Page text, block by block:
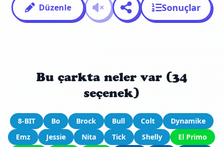
Düzenle Sonuçlar
Bu çarkta neler var (34
seçenek)
8-BIT Bo Brock Bull Colt
Dynamike
Emz
Jessie Nita Tick Shelly
El Primo